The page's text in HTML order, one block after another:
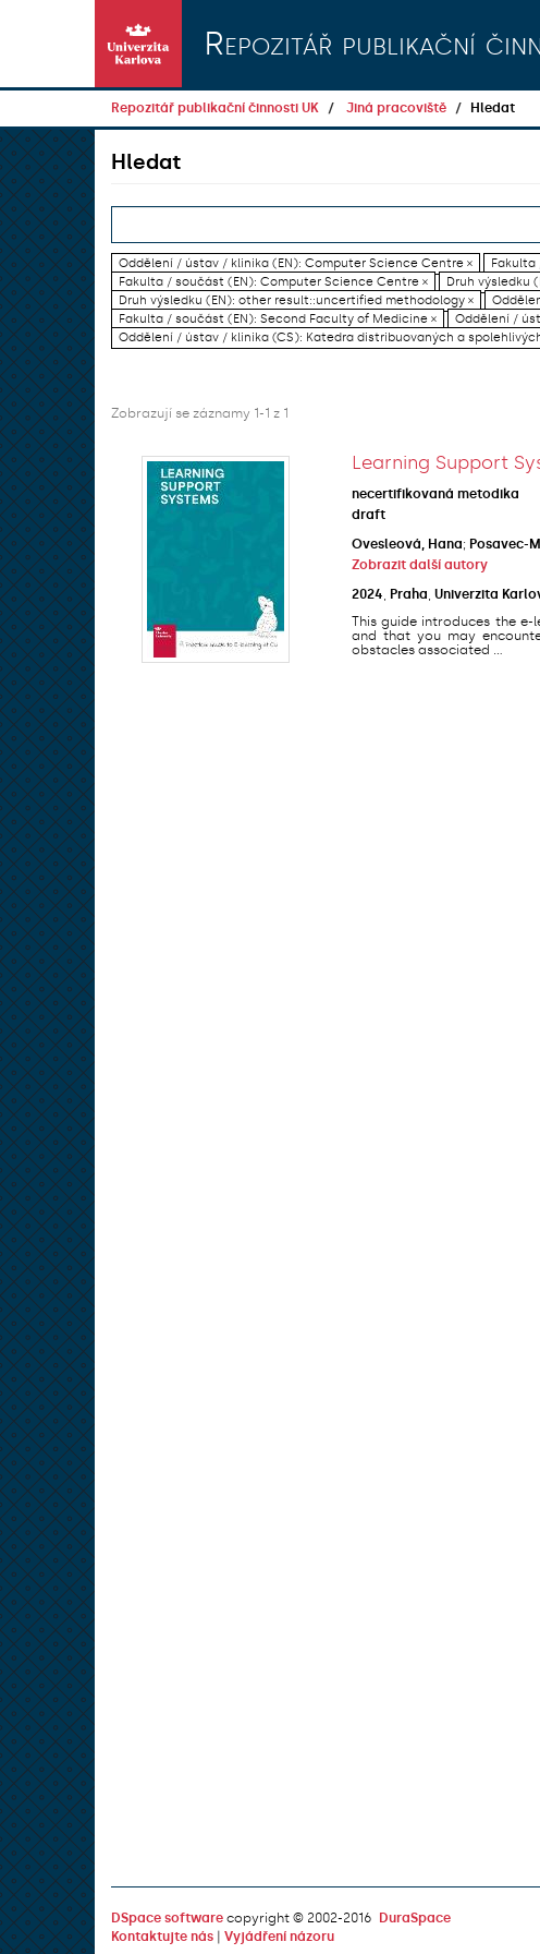
Repozitář publikační
Repozitář publikační činnosti UK Jiná pracoviště Hledat
Hledat
Oddělení / ústav / klinika (EN): Computer Science Centre ×
Fakulta
Fakulta / součást (EN): Computer Science Centre ×
Druh výsledku
Druh výsledku (EN): other result::uncertified methodology ×
Fakulta / součást (EN): Second Faculty of Medicine ×
Oddělení /
Oddělení / ústav / klinika (CS): Katedra distribuovaných a
Zobrazují se záznamy 1-1 z 1
Learning Support
necertifikovaná metodika
draft
Ovesleová, Hana; Posavec-
Zobrazit další autory
2024
Praha Univerzita
This guide introduces the
and that you may
obstacles associated ...
DSpace software copyright © 2002-2016
DuraSpace
Kontaktujte nás
Vyjádření názoru